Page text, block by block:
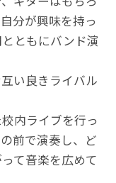
分が興味を持っ
ともにバンド演
い良きライバル
内ライブを行っ
前で演奏し、ど
て音楽を広めて